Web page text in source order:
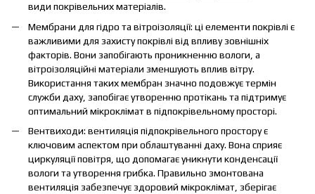
види покрівельних матеріалів.
Мембрани для гідро та вітроізоляції: ці елементи покрівлі є
важливими для захисту покрівлі від впливу зовнішніх
факторів. Вони запобігають проникненню вологи, а
вітроізоляційні матеріали зменшують вплив вітру.
Використання таких мембран значно подовжує термін
служби даху, запобігає утворенню протікань та підтримує
оптимальний мікроклімат в підпокрівельному просторі.
Вентвиходи: вентиляція підпокрівельного простору є
ключовим аспектом при облаштуванні даху. Вона сприяє
циркуляції повітря, що допомагає уникнути конденсації
вологи та утворення грибка. Правильно змонтована
вентиляція забезпечує здоровий мікроклімат, зберігає